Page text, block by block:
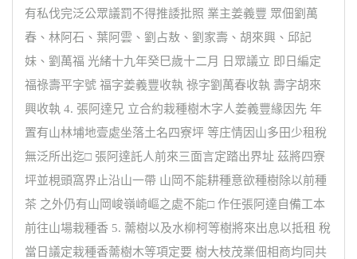
有私伐完泛公眾議罰不得推諉批照 業主姜義豐 眾佃劉萬
春、林阿石、葉阿雲、劉占敖、劉家壽、胡來興、邱記
妹、劉萬福 光緒十九年癸巳歲十二月 日眾議立 即日編定
福祿壽平字號 福字姜義豐收執 祿字劉萬春收執 壽字胡來
興收執 4. 張阿達兄 立合約栽種樹木字人姜義豐緣因先 年
置有山林埔地壹處坐落土名四寮坪 等庄情因山多田少租稅
無泛所出迄□ 張阿達託人前來三面言定踏出界址 茲將四寮
坪並梘頭窩界止沿山一帶 山岡不能耕種意欲種樹除以前種
茶 之外仍有山岡峻嶺崎嶇之處不能□ 作任張阿達自備工本
前往山場栽種香 5. 薷樹以及水柳柯等樹將來出息以抵租 稅
當日議定栽種香薷樹木等項定要 樹大枝茂業佃相商均同共